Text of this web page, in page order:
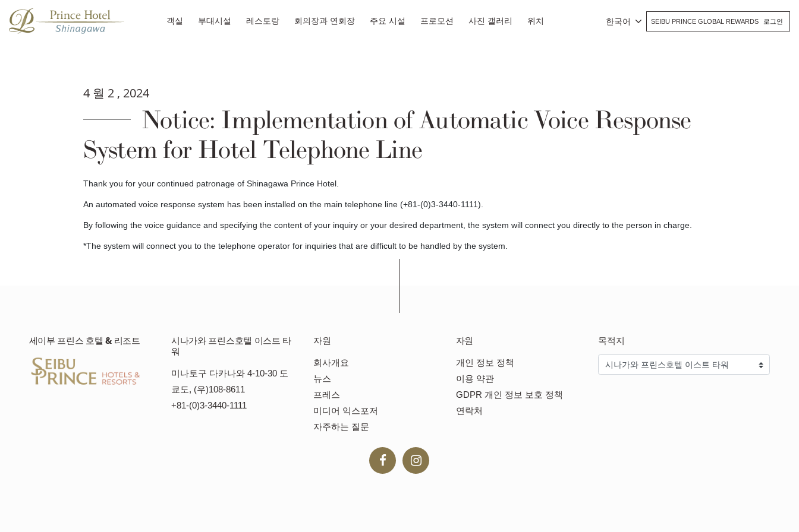
객실 부대시설 레스토랑 회의장과 연회장 주요 시설 프로모션 사진 갤러리 위치 한국어 SEIBU PRINCE GLOBAL REWARDS 로그인
4 월 2 , 2024
Notice: Implementation of Automatic Voice Response
System for Hotel Telephone Line
Thank you for your continued patronage of Shinagawa Prince Hotel.
An automated voice response system has been installed on the main telephone line (+81-(0)3-3440-1111).
By following the voice guidance and specifying the content of your inquiry or your desired department, the system will connect you directly to the person in charge.
*The system will connect you to the telephone operator for inquiries that are difficult to be handled by the system.
세이부 프린스 호텔 & 리조트
시나가와 프린스호텔 이스트 타
워
미나토구 다카나와 4-10-30 도
쿄도, (우)108-8611
+81-(0)3-3440-1111
자원
회사개요
뉴스
프레스
미디어 익스포저
자주하는 질문
자원
개인 정보 정책
이용 약관
GDPR 개인 정보 보호 정책
연락처
목적지